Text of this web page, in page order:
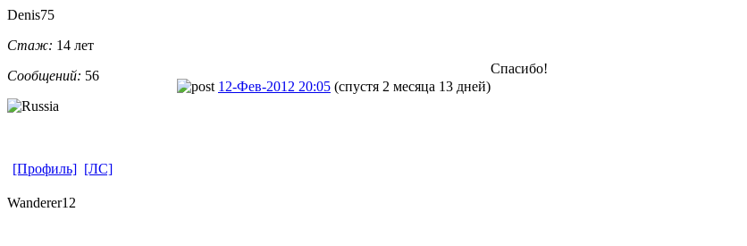
Denis75
Стаж: 14 лет
Сообщений: 56
12-Фев-2012 20:05 (спустя 2 месяца 13 дней)
Спасибо!
[Профиль] [ЛС]
Wanderer12